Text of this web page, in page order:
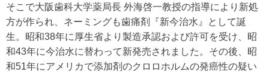
そこで大阪歯科大学薬局長 外海啓一教授の指導により新処
方が作られ、ネーミングも歯痛剤『新今治水』として誕
生。昭和38年に厚生省より製造承認および許可を受け、昭
和43年に今治水に替わって新発売されました。その後、昭
和51年にアメリカで添加剤のクロロホルムの発癌性の疑い